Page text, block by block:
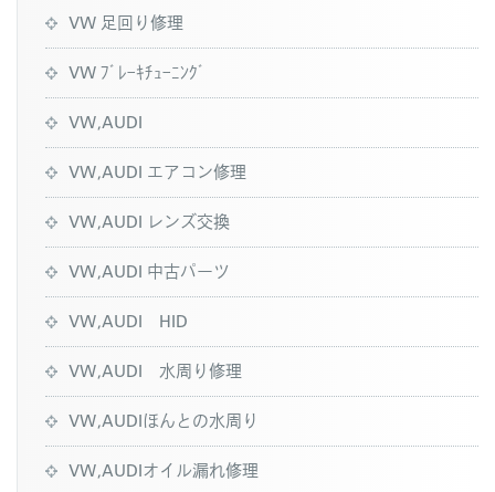
VW 足回り修理
VW ﾌﾞﾚｰｷﾁｭｰﾆﾝｸﾞ
VW,AUDI
VW,AUDI エアコン修理
VW,AUDI レンズ交換
VW,AUDI 中古パーツ
VW,AUDI HID
VW,AUDI 水周り修理
VW,AUDIほんとの水周り
VW,AUDIオイル漏れ修理